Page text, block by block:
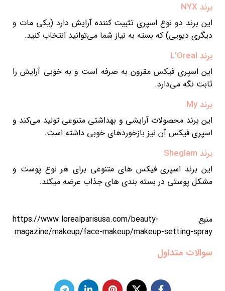
برند NYX
این برند دو نوع اسپری تثبیت کننده آرایش دارد (یکی مات و
دیگری دیویی) که بسته به نیاز شما می‌توانید انتخاب کنید.
برند L'Oreal
این اسپری فیکس مقرون به صرفه است و به خوبی آرایش را
ثابت نگه می‌دارد.
برند My
این برند محصولات آرایشی و بهداشتی متنوعی تولید می‌کند و
اسپری فیکس آن نیز بازخوردهای خوبی داشته است.
برند Sheglam
این برند اسپری فیکس های متنوعی برای هر نوع پوست و
مشکل پوستی در بسته بندی های جذاب عرضه میکند.
منبع: https://www.lorealparisusa.com/beauty-
magazine/makeup/face-makeup/makeup-setting-spray
سوالات متداول